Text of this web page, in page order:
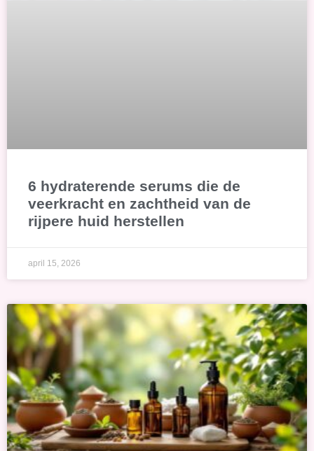
6 hydraterende serums die de
veerkracht en zachtheid van de
rijpere huid herstellen
april 15, 2026